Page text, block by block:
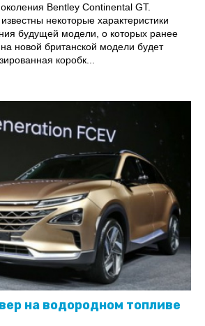
Bentley Continental GT.
некоторые характеристики
будущей модели, о которых ранее
новой британской модели будет
коробк...
на водородном топливе